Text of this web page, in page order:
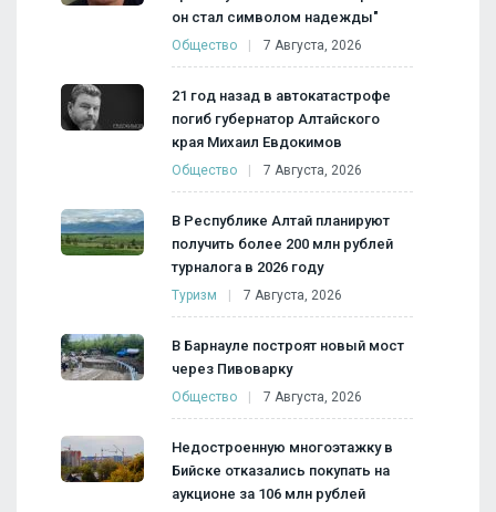
он стал символом надежды"
Общество 7 Августа, 2026
21 год назад в автокатастрофе
погиб губернатор Алтайского
края Михаил Евдокимов
Общество 7 Августа, 2026
В Республике Алтай планируют
получить более 200 млн рублей
турналога в 2026 году
Туризм 7 Августа, 2026
В Барнауле построят новый мост
через Пивоварку
Общество 7 Августа, 2026
Недостроенную многоэтажку в
Бийске отказались покупать на
аукционе за 106 млн рублей